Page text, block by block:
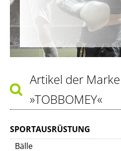
Artikel der Marke
»TOBBOMEY«
SPORTAUSRÜSTUNG
Bälle